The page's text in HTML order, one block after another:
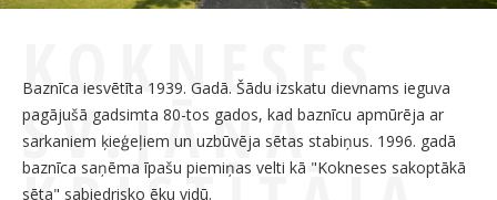
KOKNESES
SV.JĀŅA
Baznīca iesvētīta 1939. Gadā. Šādu izskatu dievnams ieguva
pagājušā gadsimta 80-tos gados, kad baznīcu apmūrēja ar
sarkaniem ķieģeļiem un uzbūvēja sētas stabiņus. 1996. gadā
baznīca saņēma īpašu piemiņas velti kā "Kokneses sakoptākā
sēta" sabiedrisko ēku vidū.